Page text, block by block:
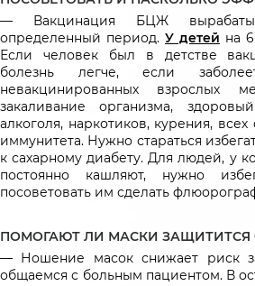
— Вакцинация БЦЖ
определенный период. У детей на
Если человек был в детстве
болезнь легче, если
невакцинированных
закаливание организма,
алкоголя, наркотиков, курения,
иммунитета. Нужно стараться
к сахарному диабету. Для людей, у
постоянно кашляют, нужно
посоветовать им сделать
ПОМОГАЮТ ЛИ МАСКИ ЗАЩИТИТСЯ
— Ношение масок снижает риск
общаемся с больным пациентом. В